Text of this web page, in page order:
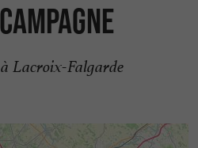
Lacroix-Falgarde